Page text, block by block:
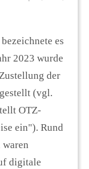
es
2023 wurde
der
(vgl.
OTZ-
ein"). Rund
digitale